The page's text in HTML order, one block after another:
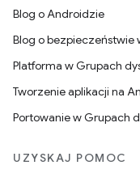
Blog o Androidzie
Blog o bezpieczeństwie
Platforma w Grupach
Tworzenie aplikacji na
Portowanie w Grupach
UZYSKAJ POMOC